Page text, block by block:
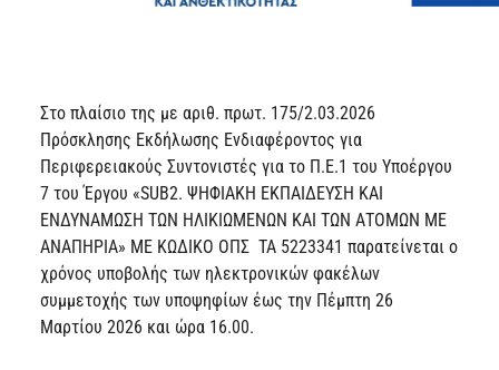
Στο πλαίσιο της με αριθ. πρωτ. 175/2.03.2026
Πρόσκλησης Εκδήλωσης Ενδιαφέροντος για
Περιφερειακούς Συντονιστές για το Π.Ε.1 του Υποέργου
7 του Έργου «SUB2. ΨΗΦΙΑΚΗ ΕΚΠΑΙΔΕΥΣΗ ΚΑΙ
ΕΝΔΥΝΑΜΩΣΗ ΤΩΝ ΗΛΙΚΙΩΜΕΝΩΝ ΚΑΙ ΤΩΝ ΑΤΟΜΩΝ ΜΕ
ΑΝΑΠΗΡΙΑ» ΜΕ ΚΩΔΙΚΟ ΟΠΣ ΤΑ 5223341 παρατείνεται ο
χρόνος υποβολής των ηλεκτρονικών φακέλων
συμμετοχής των υποψηφίων έως την Πέμπτη 26
Μαρτίου 2026 και ώρα 16.00.